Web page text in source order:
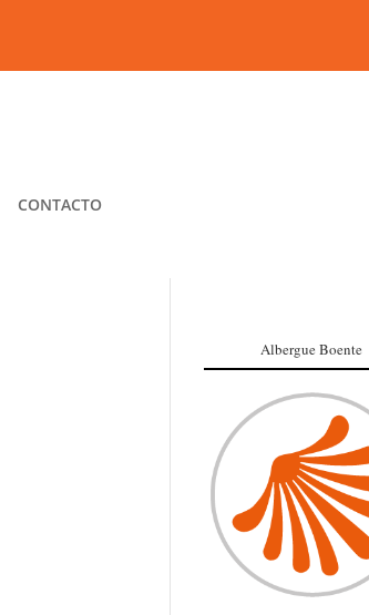
CONTACTO
Albergue Boente